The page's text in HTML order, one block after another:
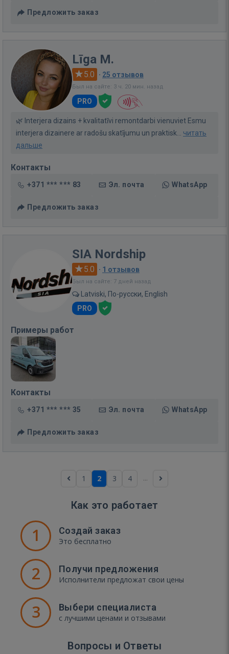
Предложить заказ
Līga M.
5.0 · 25 отзывов
Был на сайте: 3 ч. 20 мин. назад
PRO
🌿 Interjera dizains + kvalitatīvi remontdarbi vienuviet Esmu
interjera dizainere ar radošu skatījumu un praktisk... читать
дальше
Контакты
+371 *** *** 83 Эл. почта WhatsApp
Предложить заказ
SIA Nordship
5.0 · 1 отзывов
Был на сайте: 7 дней назад
Latviski, По-русски, English
PRO
Примеры работ
Контакты
+371 *** *** 35 Эл. почта WhatsApp
Предложить заказ
1 2 3 4 ...
Как это работает
1 Создай заказ
Это бесплатно
2 Получи предложения
Исполнители предложат свои цены
3 Выбери специалиста
с лучшими ценами и отзывами
Вопросы и Ответы